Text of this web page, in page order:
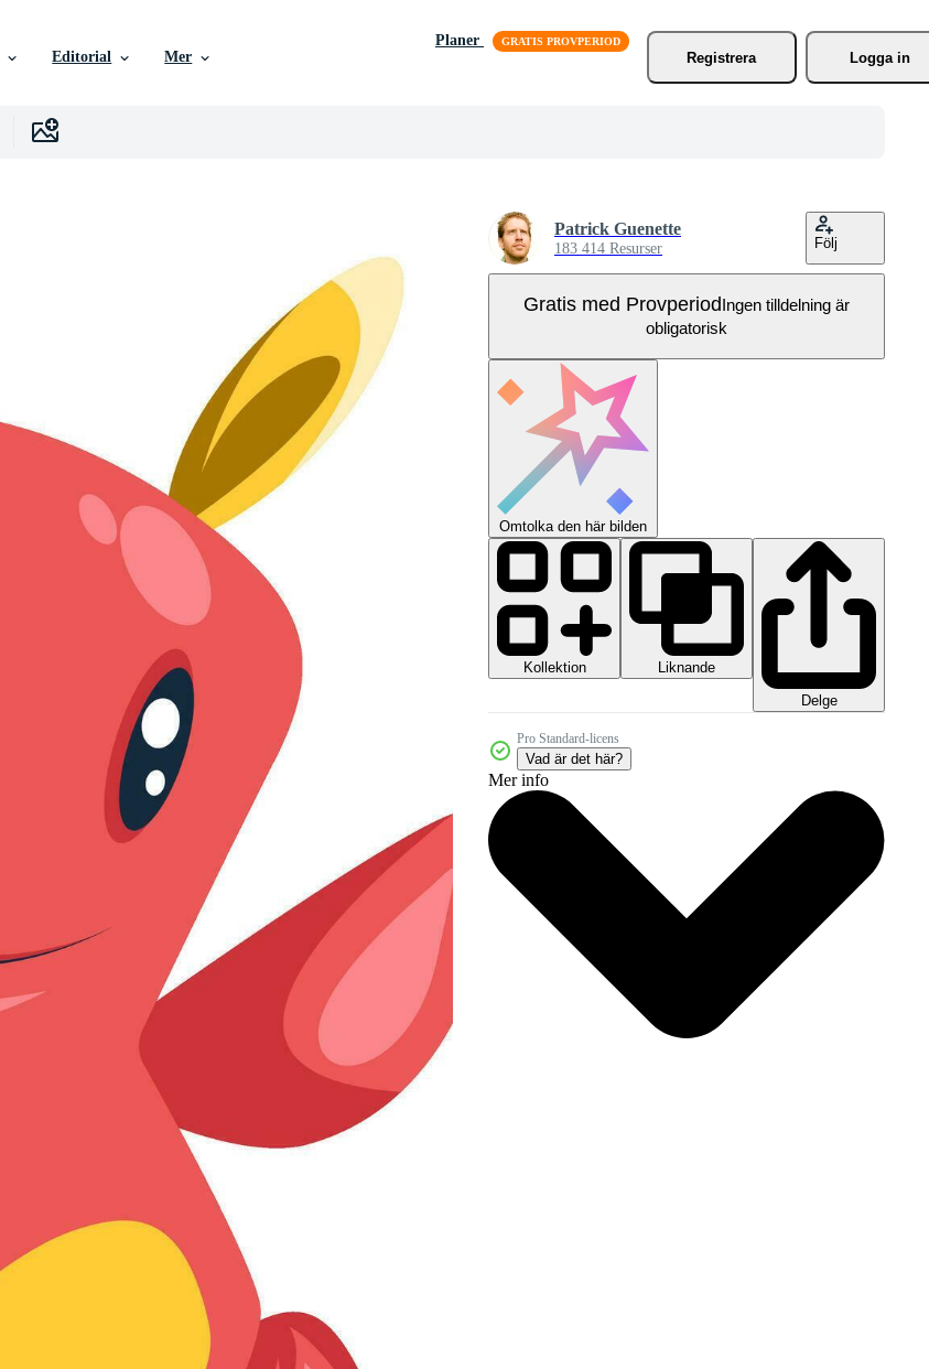
Editorial Mer
Planer
Registrera
Logga in
Patrick Guenette
183 414 Resurser Följ
Gratis med ProvperiodIngen tilldelning är
obligatorisk
Omtolka den här bilden
Kollektion
Liknande
Delge
Pro Standard-licens
Vad är det här?
Mer info